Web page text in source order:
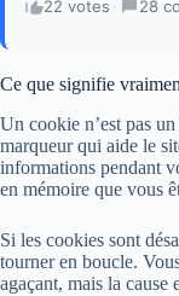
22 votes · 28
Ce que signifie
Un cookie n’est pas
marqueur qui aide le
informations pendant
en mémoire que vous
Si les cookies sont
tourner en boucle.
agaçant, mais la cause